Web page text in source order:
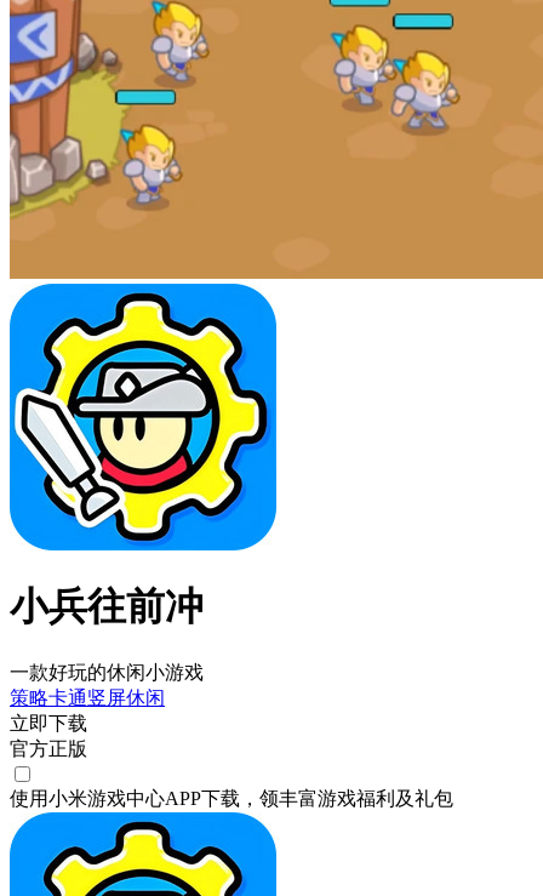
小兵往前冲
一款好玩的休闲小游戏
策略卡通竖屏休闲
立即下载
官方正版
使用小米游戏中心APP下载 ，领丰富游戏福利 及礼包